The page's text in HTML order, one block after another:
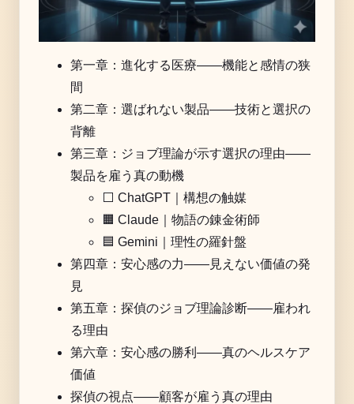
第一章：進化する医療——機能と感情の狭
間
第二章：選ばれない製品——技術と選択の
背離
第三章：ジョブ理論が示す選択の理由——
製品を雇う真の動機
⬜️ ChatGPT｜構想の触媒
🟧 Claude｜物語の錬金術師
🟦 Gemini｜理性の羅針盤
第四章：安心感の力——見えない価値の発
見
第五章：探偵のジョブ理論診断——雇われ
る理由
第六章：安心感の勝利——真のヘルスケア
価値
探偵の視点——顧客が雇う真の理由